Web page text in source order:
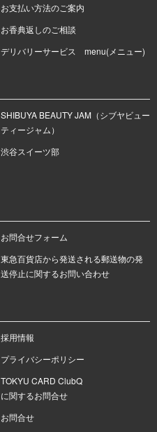
お支払い方法のご案内
お香典返しのご相談
デリバリーサービス menu(メニュー)
SHIBUYA BEAUTY JAM（シブヤビュー
ティージャム）
渋谷スイーツ部
お問合せフォーム
東急百貨店から発送される郵送物の発
送停止に関するお問い合わせ
採用情報
プライバシーポリシー
TOKYU CARD ClubQ
に関するお問合せ
お問合せ